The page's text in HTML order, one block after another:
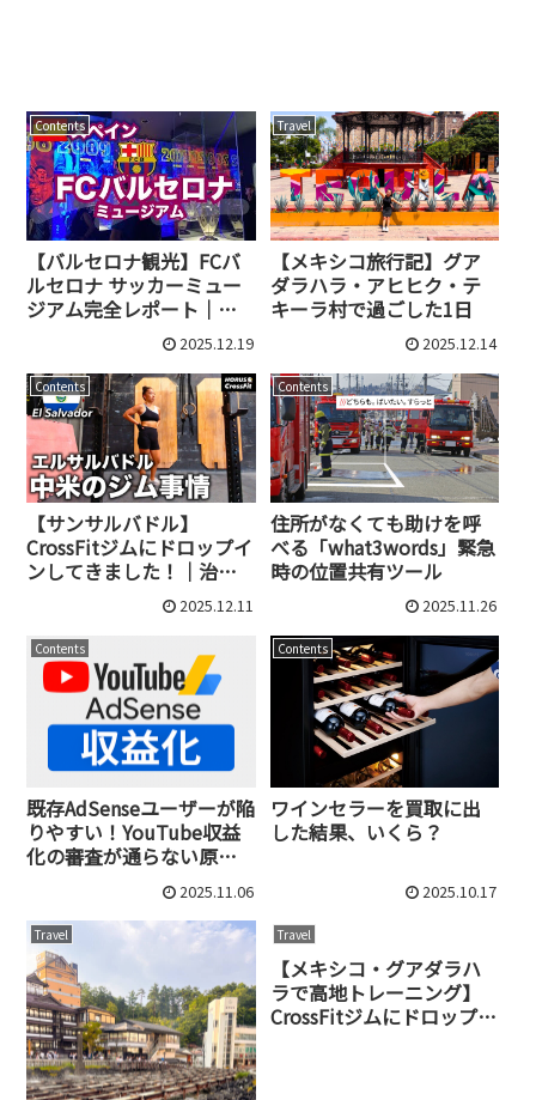
Contents
【バルセロナ観光】FCバ
ルセロナ サッカーミュー
ジアム完全レポート｜カ
ンプ・ノウで感じるクラ
2025.12.19
Travel
【メキシコ旅行記】グア
ダラハラ・アヒヒク・テ
キーラ村で過ごした1日
2025.12.14
Contents
【サンサルバドル】
CrossFitジムにドロップイ
ンしてきました！｜治
安・料金・雰囲気レポー
2025.12.11
Contents
住所がなくても助けを呼
べる「what3words」緊急
時の位置共有ツール
2025.11.26
Contents
既存AdSenseユーザーが陥
りやすい！YouTube収益
化の審査が通らない原因
2025.11.06
Contents
ワインセラーを買取に出
した結果、いくら？
2025.10.17
Travel Travel
【メキシコ・グアダラハ
ラで高地トレーニング】
CrossFitジムにドロップイ